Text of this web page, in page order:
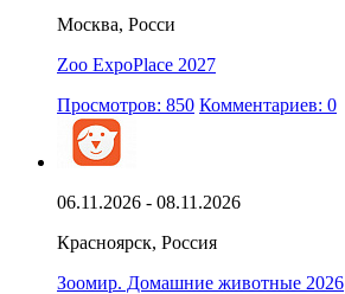
Москва, Росси
Zoo ExpoPlace 2027
Просмотров: 850 Комментариев: 0
06.11.2026 - 08.11.2026
Красноярск, Россия
Зоомир. Домашние животные 2026